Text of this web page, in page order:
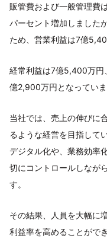
販管費および一般管理費
パーセント増加しました
ため、営業利益は7億
経常利益は7億5,400万円
億2,900万円となっていま
当社では、売上の伸びに
るような経営を目指して
デジタル化や、業務効率
切にコントロールしなが
す。
その結果、人員を大幅に
利益率を高めることがで